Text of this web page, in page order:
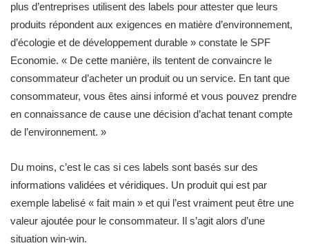
plus d’entreprises utilisent des labels pour attester que leurs
produits répondent aux exigences en matière d’environnement,
d’écologie et de développement durable » constate le SPF
Economie. « De cette manière, ils tentent de convaincre le
consommateur d’acheter un produit ou un service. En tant que
consommateur, vous êtes ainsi informé et vous pouvez prendre
en connaissance de cause une décision d’achat tenant compte
de l’environnement. »
Du moins, c’est le cas si ces labels sont basés sur des
informations validées et véridiques. Un produit qui est par
exemple labelisé « fait main » et qui l’est vraiment peut être une
valeur ajoutée pour le consommateur. Il s’agit alors d’une
situation win-win.